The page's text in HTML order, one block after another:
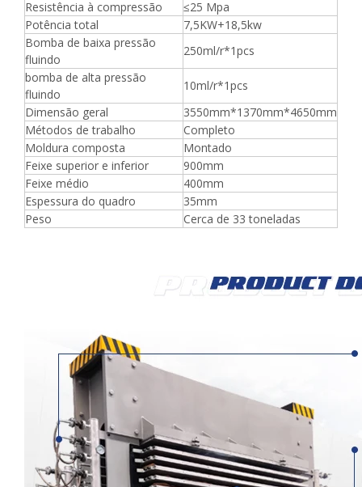
Resistência à compressão
≤25 Mpa
Potência total
7,5KW+18,5kw
Bomba de baixa pressão
fluindo
250ml/r*1pcs
bomba de alta pressão
fluindo
10ml/r*1pcs
Dimensão geral
3550mm*1370mm*4650mm
Métodos de trabalho
Completo
Moldura composta
Montado
Feixe superior e inferior
900mm
Feixe médio
400mm
Espessura do quadro
35mm
Peso
Cerca de 33 toneladas